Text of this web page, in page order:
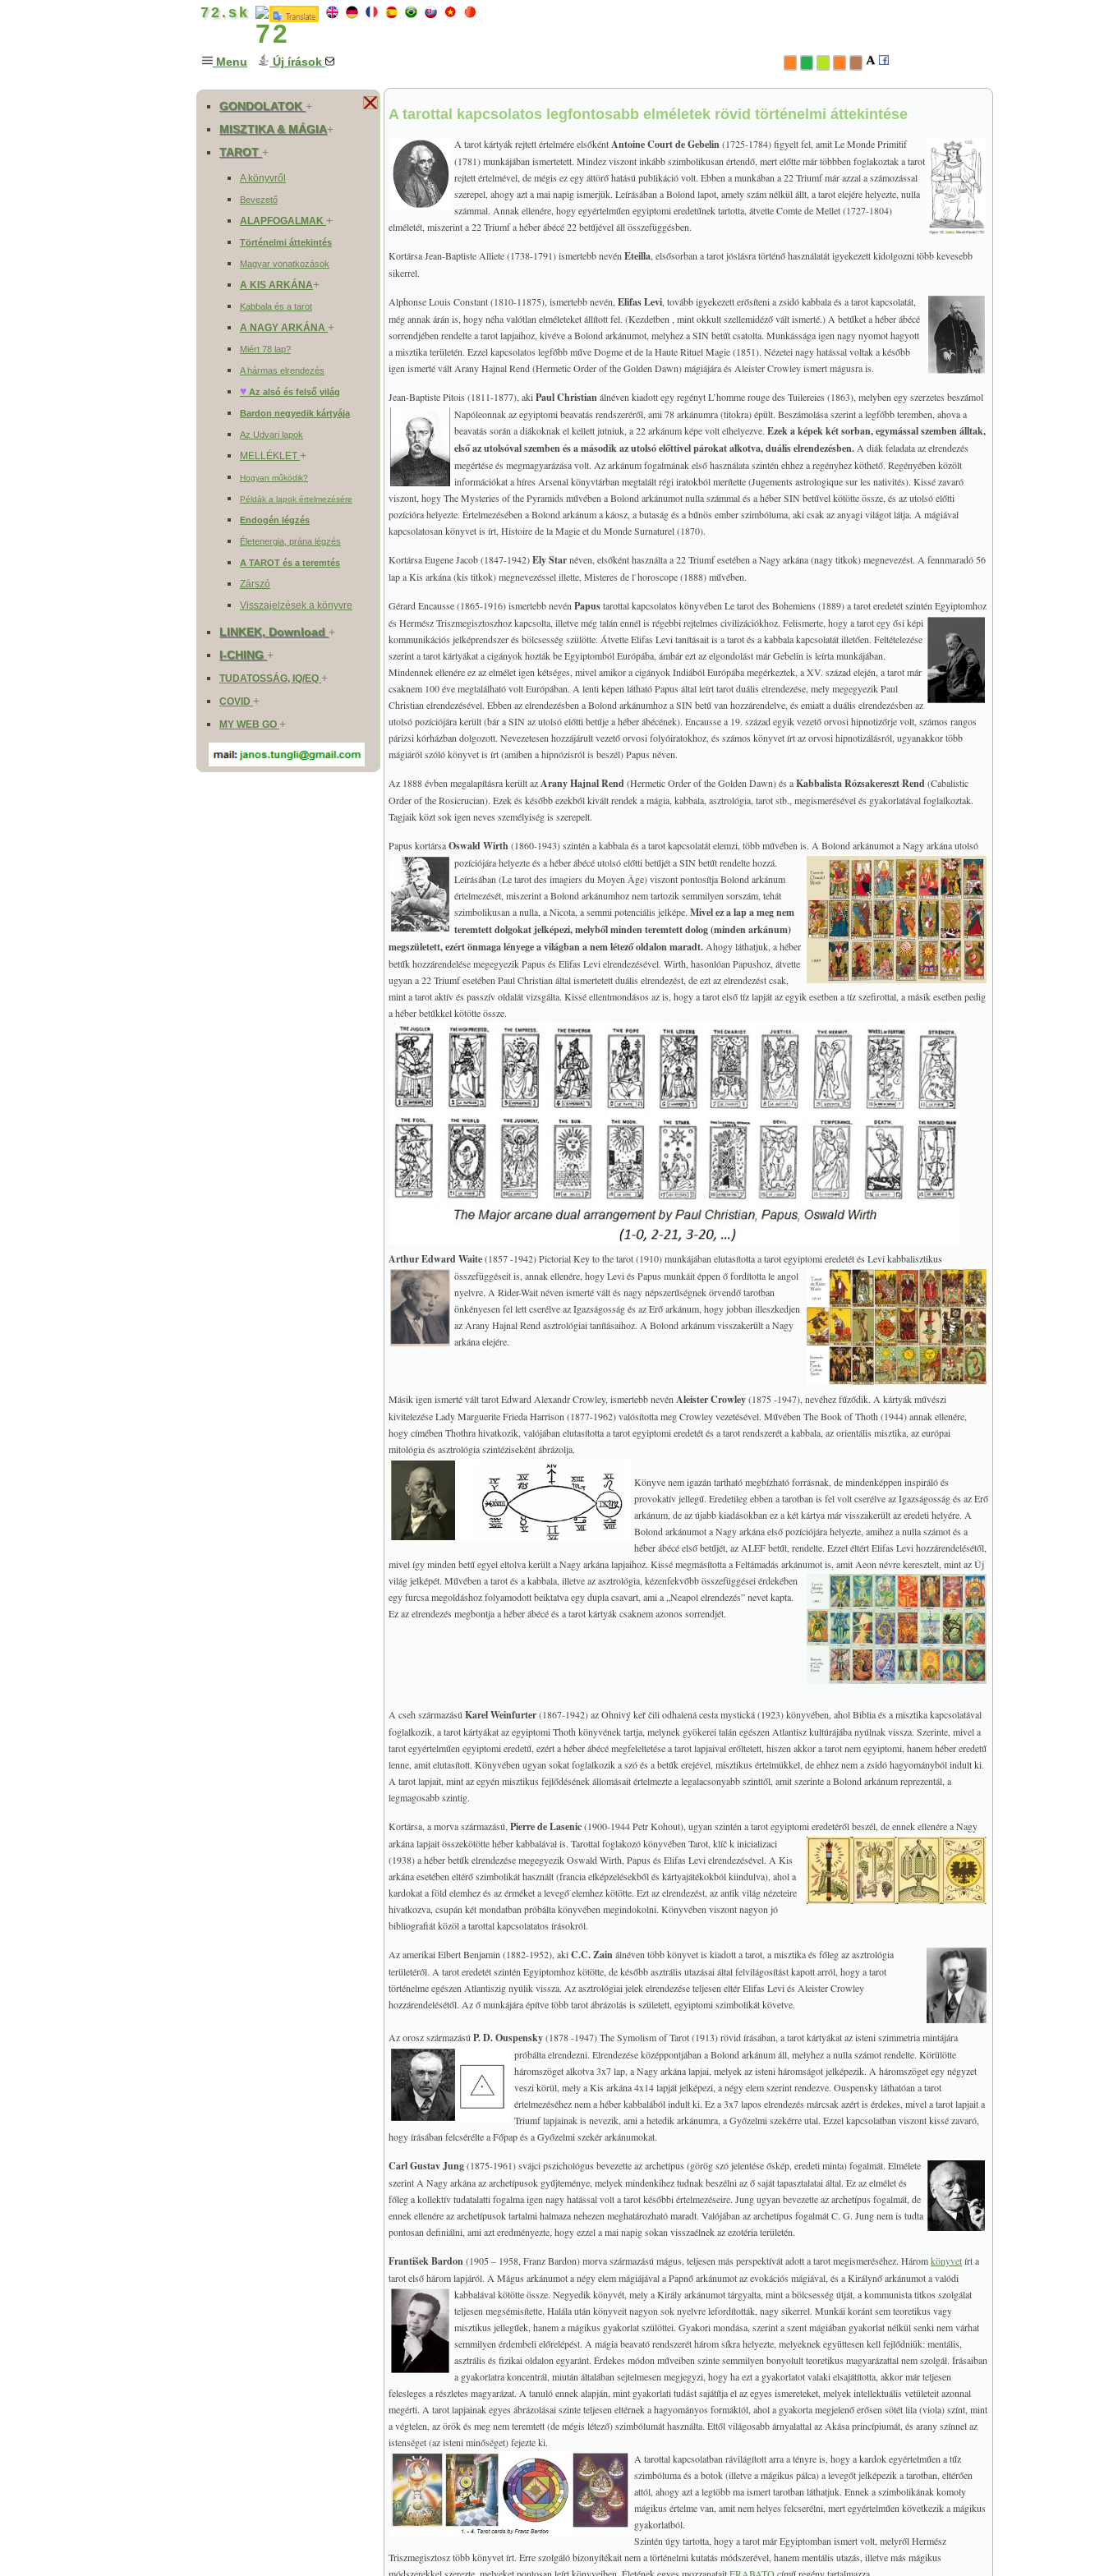
72.sk
Menu Új írások
GONDOLATOK +
MISZTIKA & MÁGIA+
TAROT+
A könyvről
Bevezető
ALAPFOGALMAK +
Történelmi áttekintés
Magyar vonatkozások
A KIS ARKÁNA+
Kabbala és a tarot
A NAGY ARKÁNA +
Miért 78 lap?
A hármas elrendezés
♥ Az alsó és felső világ
Bardon negyedik kártyája
Az Udvari lapok
MELLÉKLET +
Hogyan működik?
Példák a lapok értelmezésére
Endogén légzés
Életenergia, prána légzés
A TAROT és a teremtés
Zárszó
Visszajelzések a könyvre
LINKEK, Download +
I-CHING +
TUDATOSSÁG, IQ/EQ +
COVID +
MY WEB GO +
A tarottal kapcsolatos legfontosabb elméletek rövid történelmi áttekintése
A tarot kártyák rejtett értelmére elsőkéntAntoine Court de Gebelin(1725-1784) figyelt fel, amit Le Monde Primitif
(1781) munkájában ismertetett. Mindez viszont inkább szimbolikusan értendő, mert előtte már többben foglakoztak a tarot
rejtett értelmével, de mégis ez egy áttörő hatású publikáció volt. Ebben a munkában a 22 Triumf már azzal a számozással
szerepel, ahogy azt a mai napig ismerjük. Leírásában a Bolond lapot, amely szám nélkül állt, a tarot elejére helyezte, nulla
számmal. Annak ellenére, hogy egyértelműen egyiptomi eredetűnek tartotta, átvette Comte de Mellet (1727-1804)
elméletét, miszerint a 22 Triumf a héber ábécé 22 betűjével áll összefüggésben.
Kortársa Jean-Baptiste Alliete (1738-1791) ismertebb nevén Eteilla , elsősorban a tarot jóslásra történő használatát igyekezett kidolgozni több kevesebb
sikerrel.
Alphonse Louis Constant (1810-11875), ismertebb nevén, Elifas Levi , tovább igyekezett erősíteni a zsidó kabbala és a tarot kapcsolatát,
még annak árán is, hogy néha valótlan elméleteket állított fel. (Kezdetben , mint okkult szellemidéző vált ismerté.) A betűket a héber ábécé
sorrendjében rendelte a tarot lapjaihoz, kivéve a Bolond arkánumot, melyhez a SIN betűt csatolta. Munkássága igen nagy nyomot hagyott
a misztika területén. Ezzel kapcsolatos legfőbb műve Dogme et de la Haute Rituel Magie (1851). Nézetei nagy hatással voltak a később
igen ismerté vált Arany Hajnal Rend (Hermetic Order of the Golden Dawn) mágiájára és Aleister Crowley ismert mágusra is.
Jean-Baptiste Pitois (1811-1877), akiPaul Christianálnéven kiadott egy regényt L’homme rouge des Tuilereies (1863), melyben egy szerzetes beszámol
Napóleonnak az egyiptomi beavatás rendszeréről, ami 78 arkánumra (titokra) épült. Beszámolása szerint a legfőbb teremben, ahova a
beavatás során a diákoknak el kellett jutniuk, a 22 arkánum képe volt elhelyezve. Ezek a képek két sorban, egymással szemben álltak,
első az utolsóval szemben és a második az utolsó előttivel párokat alkotva, duális elrendezésben. A diák feladata az elrendezés
megértése és megmagyarázása volt. Az arkánum fogalmának első használata szintén ehhez a regényhez köthető. Regényében közölt
információkat a híres Arsenal könyvtárban megtalált régi iratokból merítette (Jugements astrologique sur les nativités). Kissé zavaró
viszont, hogy The Mysteries of the Pyramids művében a Bolond arkánumot nulla számmal és a héber SIN betűvel kötötte össze, és az utolsó előtti
pozícióra helyezte. Értelmezésében a Bolond arkánum a káosz, a butaság és a bűnös ember szimbóluma, aki csak az anyagi világot látja. A mágiával
kapcsolatosan könyvet is írt, Histoire de la Magie et du Monde Surnaturel (1870).
Kortársa Eugene Jacob (1847-1942)Ely Starnéven, elsőként használta a 22 Triumf esetében a Nagy arkána (nagy titkok) megnevezést. A fennmaradó 56
lap a Kis arkána (kis titkok) megnevezéssel illette, Misteres de l`horoscope (1888) művében.
Gérard Encausse (1865-1916) ismertebb nevén Papustarottal kapcsolatos könyvében Le tarot des Bohemiens (1889) a tarot eredetét szintén Egyiptomhoz
és Hermész Triszmegisztoszhoz kapcsolta, illetve még talán ennél is régebbi rejtelmes civilizációkhoz. Felismerte, hogy a tarot egy ősi képi
kommunikációs jelképrendszer és bölcsesség szülötte. Átvette Elifas Levi tanításait is a tarot és a kabbala kapcsolatát illetően. Feltételezése
szerint a tarot kártyákat a cigányok hozták be Egyiptomból Európába, ámbár ezt az elgondolást már Gebelin is leírta munkájában.
Mindennek ellenére ez az elmélet igen kétséges, mivel amikor a cigányok Indiából Európába megérkeztek, a XV. század elején, a tarot már
csaknem 100 éve megtalálható volt Európában. A lenti képen látható Papus által leírt tarot duális elrendezése, mely megegyezik Paul
Christian elrendezésével. Ebben az elrendezésben a Bolond arkánumhoz a SIN betű van hozzárendelve, és emiatt a duális elrendezésben az
utolsó pozíciójára került (bár a SIN az utolsó előtti betűje a héber ábécének). Encausse a 19. század egyik vezető orvosi hipnotizőrje volt, számos rangos
párizsi kórházban dolgozott. Nevezetesen hozzájárult vezető orvosi folyóiratokhoz, és számos könyvet írt az orvosi hipnotizálásról, ugyanakkor több
mágiáról szóló könyvet is írt (amiben a hipnózisról is beszél) Papus néven.
Az 1888 évben megalapításra került azArany Hajnal Rend(Hermetic Order of the Golden Dawn) és aKabbalista Rózsakereszt Rend(Cabalistic
Order of the Rosicrucian). Ezek és később ezekből kivált rendek a mágia, kabbala, asztrológia, tarot stb., megismerésével és gyakorlatával foglalkoztak.
Tagjaik közt sok igen neves személyiség is szerepelt.
Papus kortársaOswald Wirth(1860-1943) szintén a kabbala és a tarot kapcsolatát elemzi, több művében is. A Bolond arkánumot a Nagy arkána utolsó
pozíciójára helyezte és a héber ábécé utolsó előtti betűjét a SIN betűt rendelte hozzá.
Leírásában (Le tarot des imagiers du Moyen Âge) viszont pontosítja Bolond arkánum
értelmezését, miszerint a Bolond arkánumhoz nem tartozik semmilyen sorszám, tehát
szimbolikusan a nulla, a Nicota, a semmi potenciális jelképe. Mivel ez a lap a meg nem
teremtett dolgokat jelképezi, melyből minden teremtett dolog (minden arkánum)
megszületett, ezért önmaga lényege a világban a nem létező oldalon maradt. Ahogy láthatjuk, a héber
betűk hozzárendelése megegyezik Papus és Elifas Levi elrendezésével. Wirth, hasonlóan Papushoz, átvette
ugyan a 22 Triumf esetében Paul Christian által ismertetett duális elrendezést, de ezt az elrendezést csak,
mint a tarot aktív és passzív oldalát vizsgálta. Kissé ellentmondásos az is, hogy a tarot első tíz lapját az egyik esetben a tíz szefirottal, a másik esetben pedig
a héber betűkkel kötötte össze.
Arthur Edward Waite(1857 -1942) Pictorial Key to the tarot (1910) munkájában elutasította a tarot egyiptomi eredetét és Levi kabbalisztikus
összefüggéseit is,annak ellenére, hogy Levi és Papus munkáit éppen ő fordította le angol
nyelvre. A Rider-Wait néven ismerté vált és nagy népszerűségnek örvendő tarotban
önkényesen fel lett cserélve az Igazságosság és az Erő arkánum, hogy jobban illeszkedjen
az Arany Hajnal Rend asztrológiai tanításaihoz. A Bolond arkánum visszakerült a Nagy
arkána elejére.
Másik igen ismerté vált tarot Edward Alexandr Crowley, ismertebb nevén Aleister Crowley(1875 -1947), nevéhez fűződik. A kártyák művészi
kivitelezése Lady Marguerite Frieda Harrison (1877-1962) valósította meg Crowley vezetésével. Művében The Book of Thoth (1944) annak ellenére,
hogy címében Thothra hivatkozik, valójában elutasította a tarot egyiptomi eredetét és a tarot rendszerét a kabbala, az orientális misztika, az európai
mitológia és asztrológia szintéziseként ábrázolja.
Könyve nem igazán tartható megbízható forrásnak, de mindenképpen inspiráló és
provokatív jellegű. Eredetileg ebben a tarotban is fel volt cserélve az Igazságosság és az Erő
arkánum, de az újabb kiadásokban ez a két kártya már visszakerült az eredeti helyére. A
Bolond arkánumot a Nagy arkána első pozíciójára helyezte, amihez a nulla számot és a
héber ábécé első betűjét, az ALEF betűt, rendelte. Ezzel éltért Elifas Levi hozzárendelésétől,
mivel így minden betű egyel eltolva került a Nagy arkána lapjaihoz. Kissé megmásította a Feltámadás arkánumot is, amit Aeon névre keresztelt, mint az Új
világ jelképét. Művében a tarot és a kabbala, illetve az asztrológia, kézenfekvőbb összefüggései érdekében
egy furcsa megoldáshoz folyamodott beiktatva egy dupla csavart, ami a „Neapol elrendezés” nevet kapta.
Ez az elrendezés megbontja a héber ábécé és a tarot kártyák csaknem azonos sorrendjét.
A cseh származású Karel Weinfurter(1867-1942) az Ohnivý keř čili odhalená cesta mystická (1923) könyvében, ahol Biblia és a misztika kapcsolatával
foglalkozik, a tarot kártyákat az egyiptomi Thoth könyvének tartja, melynek gyökerei talán egészen Atlantisz kultúrájába nyúlnak vissza. Szerinte, mivel a
tarot egyértelműen egyiptomi eredetű, ezért a héber ábécé megfeleltetése a tarot lapjaival erőltetett, hiszen akkor a tarot nem egyiptomi, hanem héber eredetű
lenne, amit elutasított. Könyvében ugyan sokat foglalkozik a szó és a betűk erejével, misztikus értelmükkel, de ehhez nem a zsidó hagyományból indult ki.
A tarot lapjait, mint az egyén misztikus fejlődésének állomásait értelmezte a legalacsonyabb szinttől, amit szerinte a Bolond arkánum reprezentál, a
legmagosabb szintig.
Kortársa, a morva származású, Pierre de Lasenic(1900-1944 Petr Kohout), ugyan szintén a tarot egyiptomi eredetéről beszél, de ennek ellenére a Nagy
arkána lapjait összekötötte héber kabbalával is. Tarottal foglakozó könyvében Tarot, klíč k inicializaci
(1938) a héber betűk elrendezése megegyezik Oswald Wirth, Papus és Elifas Levi elrendezésével. A Kis
arkána esetében eltérő szimbolikát használt (francia elképzelésekből és kártyajátékokból kiindulva), ahol a
kardokat a föld elemhez és az érméket a levegő elemhez kötötte. Ezt az elrendezést, az antik világ nézeteire
hivatkozva, csupán két mondatban próbálta könyvében megindokolni. Könyvében viszont nagyon jó
bibliografiát közöl a tarottal kapcsolatatos írásokról.
Az amerikai Elbert Benjamin (1882-1952), akiC.C. Zainálnéven több könyvet is kiadott a tarot, a misztika és főleg az asztrológia
területéről. A tarot eredetét szintén Egyiptomhoz kötötte, de később asztrális utazásai által felvilágosítást kapott arról, hogy a tarot
történelme egészen Atlantiszig nyúlik vissza. Az asztrológiai jelek elrendezése teljesen eltér Elifas Levi és Aleister Crowley
hozzárendelésétől. Az ő munkájára építve több tarot ábrázolás is született, egyiptomi szimbolikát követve.
Az orosz származású P. D. Ouspensky(1878 -1947) The Symolism of Tarot (1913) rövid írásában, a tarot kártyákat az isteni szimmetria mintájára
próbálta elrendezni. Elrendezése középpontjában a Bolond arkánum áll, melyhez a nulla számot rendelte. Körülötte
háromszöget alkotva 3x7 lap, a Nagy arkána lapjai, melyek az isteni háromságot jelképezik. A háromszöget egy négyzet
veszi körül, mely a Kis arkána 4x14 lapját jelképezi, a négy elem szerint rendezve. Ouspensky láthatóan a tarot
értelmezéséhez nem a héber kabbalából indult ki. Ez a 3x7 lapos elrendezés márcsak azért is érdekes, mivel a tarot lapjait a
Triumf lapjainak is nevezik, ami a hetedik arkánumra, a Győzelmi szekérre utal. Ezzel kapcsolatban viszont kissé zavaró,
hogy írásában felcsérélte a Főpap és a Győzelmi szekér arkánumokat.
Carl Gustav Jung(1875-1961) svájci pszichológus bevezette az archetípus (görög szó jelentése őskép, eredeti minta) fogalmát. Elmélete
szerint A Nagy arkána az archetípusok gyűjteménye, melyek mindenkihez tudnak beszélni az ő saját tapasztalatai által. Ez az elmélet és
főleg a kollektív tudatalatti fogalma igen nagy hatással volt a tarot későbbi értelmezéseire. Jung ugyan bevezette az archetípus fogalmát, de
ennek ellenére az archetípusok tartalmi halmaza nehezen meghatározható maradt. Valójában az archetípus fogalmát C. G. Jung nem is tudta
pontosan definiálni, ami azt eredményezte, hogy ezzel a mai napig sokan visszaélnek az ezotéria területén.
František Bardon(1905 – 1958, Franz Bardon) morva származású mágus, teljesen más perspektívát adott a tarot megismeréséhez. Háromkönyvetírt a
tarot első három lapjáról. A Mágus arkánumot a négy elem mágiájával a Papnő arkánumot az evokációs mágiával, és a Királynő arkánumot a valódi
kabbalával kötötte össze. Negyedik könyvét, mely a Király arkánumot tárgyalta, mint a bölcsesség útját, a kommunista titkos szolgálat
teljesen megsémisítette. Halála után könyveit nagyon sok nyelvre lefordították, nagy sikerrel. Munkái koránt sem teoretikus vagy
misztikus jellegűek, hanem a mágikus gyakorlat szülöttei. Gyakori mondása, szerint a szent mágiában gyakorlat nélkül senki nem várhat
semmilyen érdembeli előrelépést. A mágia beavató rendszerét három síkra helyezte, melyeknek együttesen kell fejlődniük: mentális,
asztrális és fizikai oldalon egyaránt. Érdekes módon műveiben szinte semmilyen bonyolult teoretikus magyarázattal nem szolgál. Írásaiban
a gyakorlatra koncentrál, miután általában sejtelmesen megjegyzi, hogy ha ezt a gyakorlatot valaki elsajátította, akkor már teljesen
felesleges a részletes magyarázat. A tanuló ennek alapján, mint gyakorlati tudást sajátítja el az egyes ismereteket, melyek intellektuális vetületeit azonnal
megérti. A tarot lapjainak egyes ábrázolásai szinte teljesen eltérnek a hagyományos formáktól, ahol a gyakorta megjelenő erősen sötét lila (viola) színt, mint
a végtelen, az örök és meg nem teremtett (de mégis létező) szimbólumát használta. Ettől világosabb árnyalattal az Akása princípiumát, és arany színnel az
istenséget (az isteni minőséget) fejezte ki.
A tarottal kapcsolatban rávilágított arra a tényre is, hogy a kardok egyértelműen a tűz
szimbóluma és a botok (illetve a mágikus pálca) a levegőt jelképezik a tarotban, eltérően
attól, ahogy azt a legtöbb ma ismert tarotban láthatjuk. Ennek a szimbolikának komoly
mágikus értelme van, amit nem helyes felcserélni, mert egyértelműen következik a mágikus
gyakorlatból.
Szintén úgy tartotta, hogy a tarot már Egyiptomban ismert volt, melyről Hermész
Triszmegisztosz több könyvet írt. Erre szolgáló bizonyítékait nem a történelmi kutatás módszerével, hanem mentális utazás, illetve más mágikus
módszerekkel szerezte, melyeket pontosan leírt könyveiben. Életének egyes mozzanataitFRABATOcímű regény tartalmazza.